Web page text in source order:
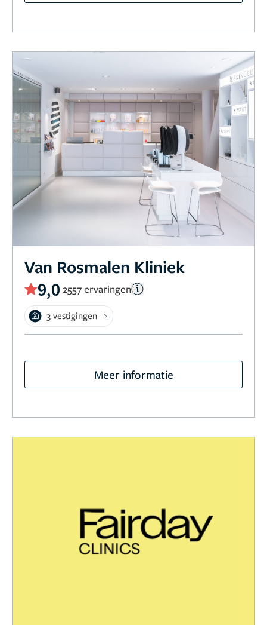
Van Rosmalen Kliniek
9,0 2557 ervaringen
3 vestigingen
Meer informatie